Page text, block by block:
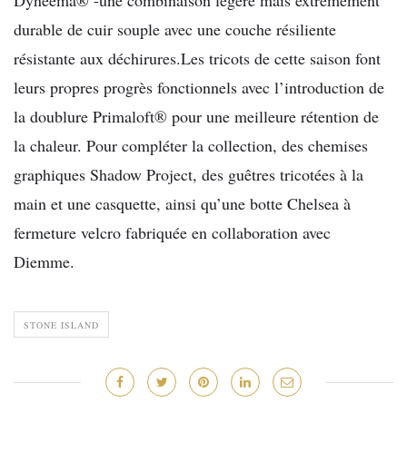
durable de cuir souple avec une couche résiliente
résistante aux déchirures.Les tricots de cette saison font
leurs propres progrès fonctionnels avec l’introduction de
la doublure Primaloft® pour une meilleure rétention de
la chaleur. Pour compléter la collection, des chemises
graphiques Shadow Project, des guêtres tricotées à la
main et une casquette, ainsi qu’une botte Chelsea à
fermeture velcro fabriquée en collaboration avec
Diemme.
STONE ISLAND